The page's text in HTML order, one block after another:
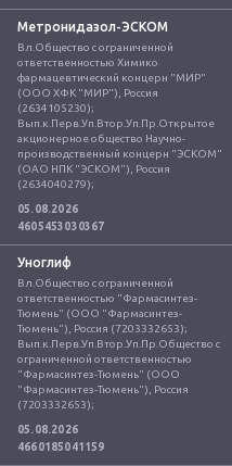
Метронидазол-ЭСКОМ
Вл.Общество с ограниченной
ответственностью Химико
фармацевтический концерн "МИР"
(ООО ХФК "МИР"), Россия
(2634105230);
Вып.к.Перв.Уп.Втор.Уп.Пр.Открытое
акционерное общество Научно-
производственный концерн "ЭСКОМ"
(ОАО НПК "ЭСКОМ"), Россия
(2634040279);
05.08.2026
4605453030367
Уноглиф
Вл.Общество с ограниченной
ответственностью "Фармасинтез-
Тюмень" (ООО "Фармасинтез-
Тюмень"), Россия (7203332653);
Вып.к.Перв.Уп.Втор.Уп.Пр.Общество с
ограниченной ответственностью
"Фармасинтез-Тюмень" (ООО
"Фармасинтез-Тюмень"), Россия
(7203332653);
05.08.2026
4660185041159